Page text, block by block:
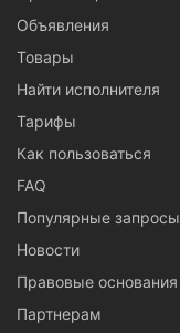
Объявления
Товары
Найти исполнителя
Тарифы
Как пользоваться
FAQ
Популярные запросы
Новости
Правовые основания
Партнерам